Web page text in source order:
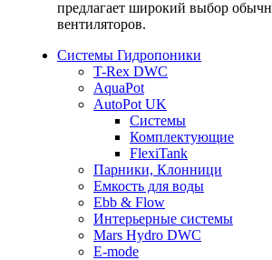
предлагает широкий выбор
вентиляторов.
Системы Гидропоники
T-Rex DWC
AquaPot
AutoPot UK
Системы
Комплектующие
FlexiTank
Парники, Клонници
Емкость для воды
Ebb & Flow
Интерьерные системы
Mars Hydro DWC
E-mode